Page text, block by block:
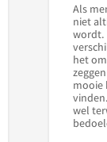
Als
niet
wordt.
het
mooie
wel